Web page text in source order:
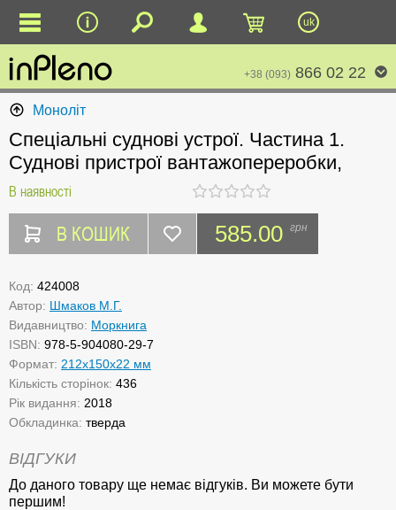
uk
+38 (093) 866 02 22
Моноліт
Спеціальні суднові устрої. Частина 1.
Суднові пристрої вантажопереробки,
В наявності
В КОШИК 585.00 грн
Код: 424008
Автор: Шмаков М.Г.
Видавництво: Моркнига
ISBN: 978-5-904080-29-7
Формат: 212x150x22 мм
Кількість сторінок: 436
Рік видання: 2018
Обкладинка: тверда
ВІДГУКИ
До даного товару ще немає відгуків. Ви можете бути
першим!